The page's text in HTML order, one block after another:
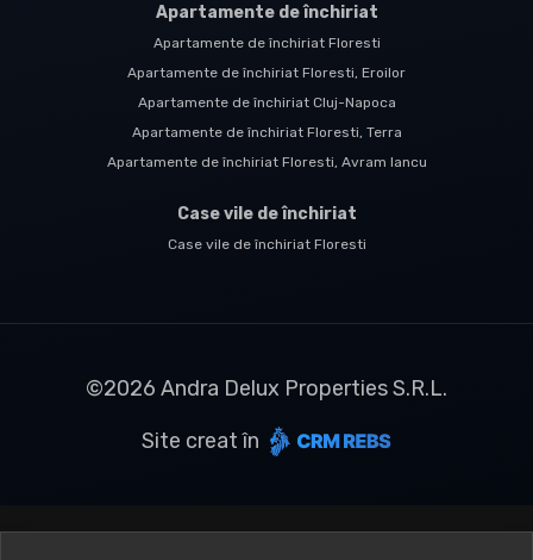
Apartamente de închiriat
Apartamente de închiriat Floresti
Apartamente de închiriat Floresti, Eroilor
Apartamente de închiriat Cluj-Napoca
Apartamente de închiriat Floresti, Terra
Apartamente de închiriat Floresti, Avram Iancu
Case vile de închiriat
Case vile de închiriat Floresti
©2026 Andra Delux Properties S.R.L.
Site creat în